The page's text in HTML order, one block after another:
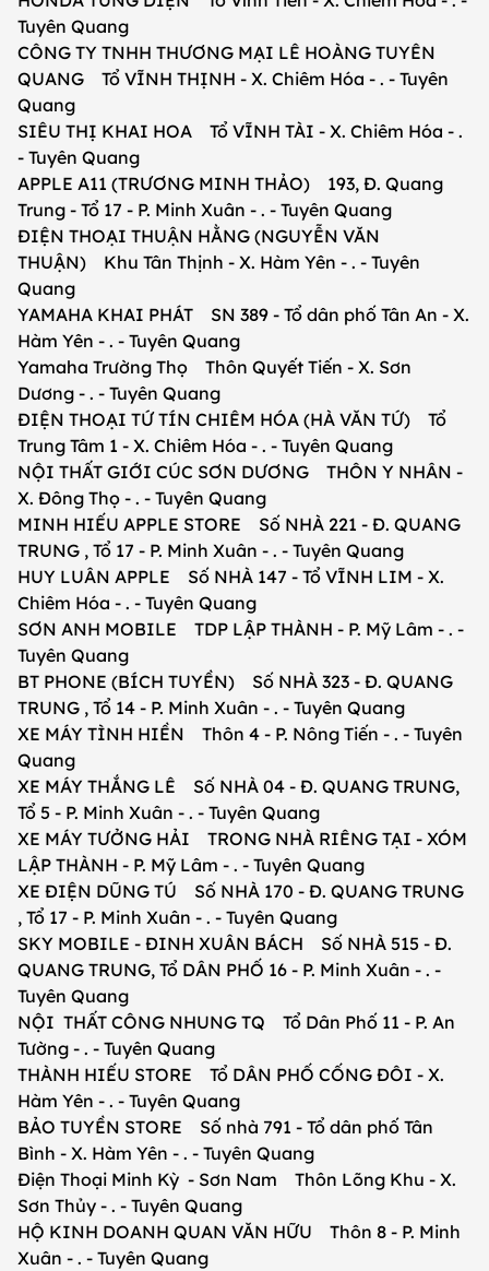
Tuyên Quang
CÔNG TY TNHH THƯƠNG MẠI LÊ HOÀNG TUYÊN
QUANG Tổ VĨNH THỊNH - X. Chiêm Hóa - . - Tuyên
Quang
SIÊU THỊ KHAI HOA Tổ VĨNH TÀI - X. Chiêm Hóa - .
- Tuyên Quang
APPLE A11 (TRƯƠNG MINH THẢO) 193, Đ. Quang
Trung - Tổ 17 - P. Minh Xuân - . - Tuyên Quang
ĐIỆN THOẠI THUẬN HẰNG (NGUYỄN VĂN
THUẬN) Khu Tân Thịnh - X. Hàm Yên - . - Tuyên
Quang
YAMAHA KHAI PHÁT SN 389 - Tổ dân phố Tân An - X.
Hàm Yên - . - Tuyên Quang
Yamaha Trường Thọ Thôn Quyết Tiến - X. Sơn
Dương - . - Tuyên Quang
ĐIỆN THOẠI TỨ TÍN CHIÊM HÓA (HÀ VĂN TỨ) Tổ
Trung Tâm 1 - X. Chiêm Hóa - . - Tuyên Quang
NỘI THẤT GIỚI CÚC SƠN DƯƠNG THÔN Y NHÂN -
X. Đông Thọ - . - Tuyên Quang
MINH HIẾU APPLE STORE Số NHÀ 221 - Đ. QUANG
TRUNG , Tổ 17 - P. Minh Xuân - . - Tuyên Quang
HUY LUÂN APPLE Số NHÀ 147 - Tổ VĨNH LIM - X.
Chiêm Hóa - . - Tuyên Quang
SƠN ANH MOBILE TDP LẬP THÀNH - P. Mỹ Lâm - . -
Tuyên Quang
BT PHONE (BÍCH TUYỀN) Số NHÀ 323 - Đ. QUANG
TRUNG , Tổ 14 - P. Minh Xuân - . - Tuyên Quang
XE MÁY TÌNH HIỀN Thôn 4 - P. Nông Tiến - . - Tuyên
Quang
XE MÁY THẮNG LÊ Số NHÀ 04 - Đ. QUANG TRUNG,
Tổ 5 - P. Minh Xuân - . - Tuyên Quang
XE MÁY TƯỞNG HẢI TRONG NHÀ RIÊNG TẠI - XÓM
LẬP THÀNH - P. Mỹ Lâm - . - Tuyên Quang
XE ĐIỆN DŨNG TÚ Số NHÀ 170 - Đ. QUANG TRUNG
, Tổ 17 - P. Minh Xuân - . - Tuyên Quang
SKY MOBILE - ĐINH XUÂN BÁCH Số NHÀ 515 - Đ.
QUANG TRUNG, Tổ DÂN PHỐ 16 - P. Minh Xuân - . -
Tuyên Quang
NỘI THẤT CÔNG NHUNG TQ Tổ Dân Phố 11 - P. An
Tường - . - Tuyên Quang
THÀNH HIẾU STORE Tổ DÂN PHỐ CỐNG ĐÔI - X.
Hàm Yên - . - Tuyên Quang
BẢO TUYỀN STORE Số nhà 791 - Tổ dân phố Tân
Bình - X. Hàm Yên - . - Tuyên Quang
Điện Thoại Minh Kỳ - Sơn Nam Thôn Lõng Khu - X.
Sơn Thủy - . - Tuyên Quang
HỘ KINH DOANH QUAN VĂN HỮU Thôn 8 - P. Minh
Xuân - . - Tuyên Quang